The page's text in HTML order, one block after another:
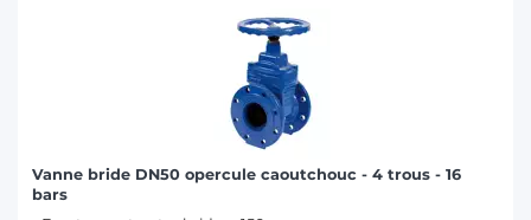
Vanne bride DN50 opercule caoutchouc - 4 trous - 16
bars